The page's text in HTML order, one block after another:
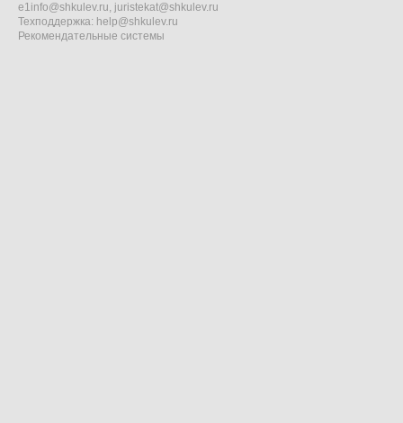
e1info@shkulev.ru, juristekat@shkulev.ru
Техподдержка: help@shkulev.ru
Рекомендательные системы